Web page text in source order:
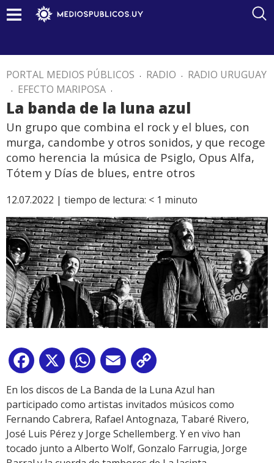
PORTAL MEDIOS PÚBLICOS . RADIO . RADIO URUGUAY
. EFECTO MARIPOSA .
La banda de la luna azul
Un grupo que combina el rock y el blues, con
murga, candombe y otros sonidos, y que recoge
como herencia la música de Psiglo, Opus Alfa,
Tótem y Días de blues, entre otros
12.07.2022 | tiempo de lectura: < 1 minuto
Facebook
X WhatsApp
Email
Link
En los discos de La Banda de la Luna Azul han
participado como artistas invitados músicos como
Fernando Cabrera, Rafael Antognaza, Tabaré Rivero,
José Luis Pérez y Jorge Schellemberg. Y en vivo han
tocado junto a Alberto Wolf, Gonzalo Farrugia, Jorge